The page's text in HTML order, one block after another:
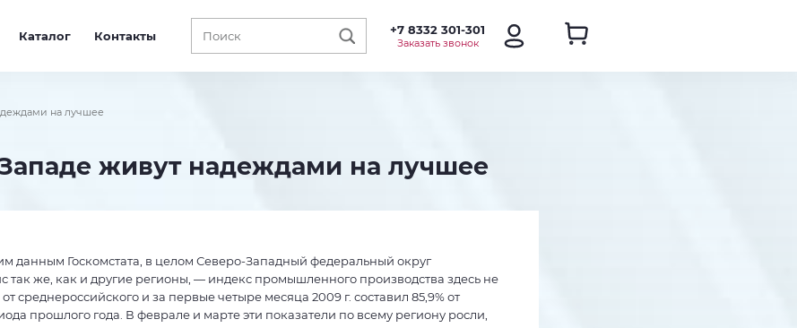
Каталог Контакты +7 8332 301-301
Заказать звонок
на лучшее
живут надеждами на лучшее
данным Госкомстата, в целом Северо-Западный федеральный округ
так же, как и другие регионы, — индекс промышленного производства здесь не
среднероссийского и за первые четыре месяца 2009 г. составил 85,9% от
прошлого года. В феврале и марте эти показатели по всему региону росли,